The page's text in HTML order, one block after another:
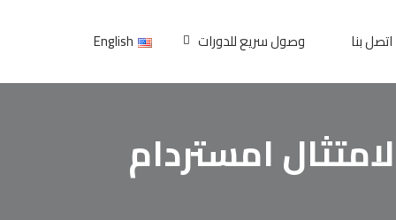
اتصل بنا وصول سريع للدورات English
امستردام